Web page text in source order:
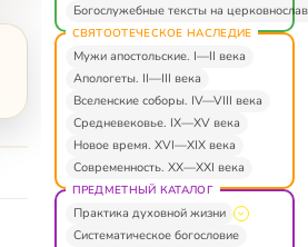
Богослужебные тексты на
СВЯТООТЕЧЕСКОЕ НАСЛЕДИЕ
Мужи апостольские. I—II века
Апологеты. II—III века
Вселенские соборы. IV—VIII века
Средневековье. IX—XV века
Новое время. XVI—XIX века
Современность. XX—XXI века
ПРЕДМЕТНЫЙ КАТАЛОГ
Практика духовной жизни
Систематическое богословие